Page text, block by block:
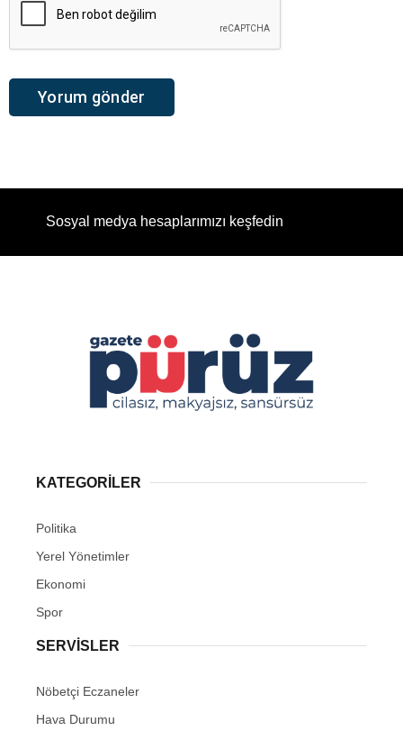
Sosyal medya hesaplarımızı keşfedin
KATEGORİLER
Politika
Yerel Yönetimler
Ekonomi
Spor
SERVİSLER
Nöbetçi Eczaneler
Hava Durumu